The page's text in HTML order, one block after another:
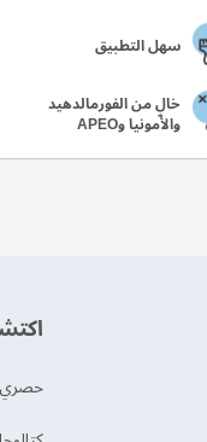
سهل التطبيق
خالٍ من الفورمالدهيد
والأمونيا وAPEO
حصري